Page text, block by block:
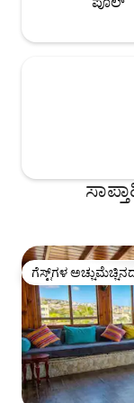
ಗೆಸ್ಟ್‌ಗಳ
ಗೆಸ್ಟ್‌ಗಳ